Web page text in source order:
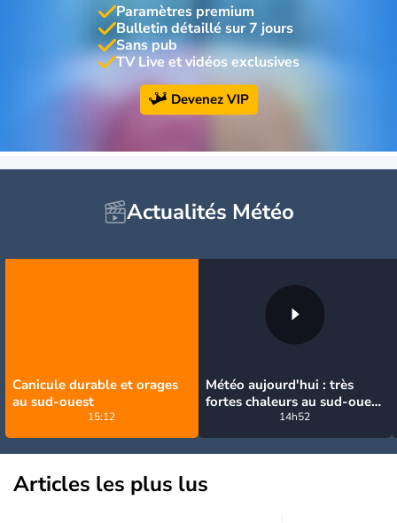
Paramètres premium
Bulletin détaillé sur 7 jours
Sans pub
TV Live et vidéos exclusives
Devenez VIP
Actualités Météo
Canicule durable et orages
au sud-ouest
15:12
Météo aujourd'hui : très
fortes chaleurs au sud-ouest
avant des orages, jusqu'à
39°C
14h52
Articles les plus lus